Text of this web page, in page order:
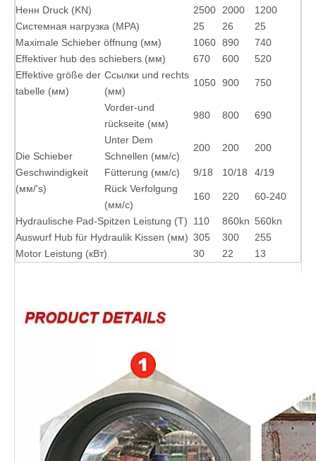
Ненн Druck (KN) 2500 2000
1200
Системная нагрузка (MPA)
25 26
25
Maximale Schieber öffnung (мм)
1060 890
740
Effektiver hub des schiebers (мм)
670 600
520
Effektive größe der
tabelle (мм)
Ссылки und rechts
(мм)
1050 900 750
Vorder-und
rückseite (мм)
980 800 690
Die Schieber
Geschwindigkeit
(мм/'s)
Unter Dem
Schnellen (мм/с)
200 200 200
Fütterung (мм/с) 9/18 10/18
4/19
Rück Verfolgung
(мм/с)
160 220 60-240
Hydraulische Pad-Spitzen Leistung (T) 110 860kn 560kn
Auswurf Hub für Hydraulik Kissen (мм) 305 300
255
Motor Leistung (кВт)
30 22 13